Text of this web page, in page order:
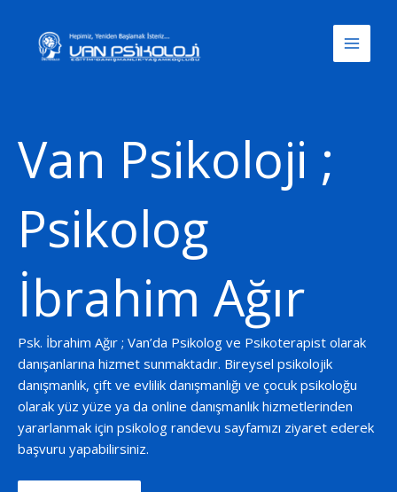
Van Psikoloji ;
Psikolog
İbrahim Ağır
Psk. İbrahim Ağır ; Van’da Psikolog ve Psikoterapist olarak
danışanlarına hizmet sunmaktadır. Bireysel psikolojik
danışmanlık, çift ve evlilik danışmanlığı ve çocuk psikoloğu
olarak yüz yüze ya da online danışmanlık hizmetlerinden
yararlanmak için psikolog randevu sayfamızı ziyaret ederek
başvuru yapabilirsiniz.